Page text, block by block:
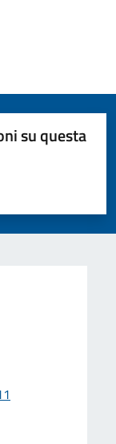
su questa